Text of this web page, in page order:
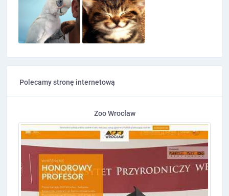
Polecamy stronę internetową
Zoo Wrocław